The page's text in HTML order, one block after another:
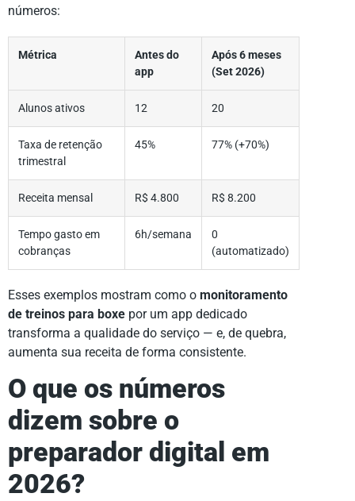
números:
Métrica
Antes do
app
Após 6 meses
(Set 2026)
Alunos ativos 12 20
Taxa de retenção
trimestral
45% 77% (+70%)
Receita mensal R$ 4.800 R$ 8.200
Tempo gasto em
cobranças
6h/semana
0
(automatizado)
Esses exemplos mostram como o monitoramento
de treinos para boxe por um app dedicado
transforma a qualidade do serviço — e, de quebra,
aumenta sua receita de forma consistente.
O que os números
dizem sobre o
preparador digital em
2026?